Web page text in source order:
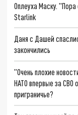
Оплеуха Маску.
Starlink
Даня с Дашей
закончились
"Очень плохие
НАТО впервые за СВО
приграничье?